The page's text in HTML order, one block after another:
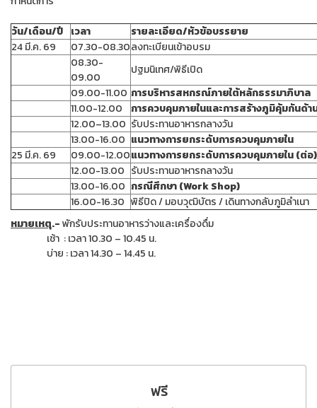
วัน/เดือน/ปี เวลา
รายละเอียด/หัวข้อบรรยาย
24 มี.ค. 69
07.30-08.30ลงทะเบียนเข้าอบรม
08.30-
09.00
ปฐมนิเทศ/พิธีเปิด
09.00-11.00 การบริหารสหกรณ์ภายใต้หลักธรรมาภิบาล
11.00-12.00
การควบคุมภายในและการสร้างภูมิคุ้มกันด้า
12.00–13.00 รับประทานอาหารกลางวัน
13.00-16.00 แนวทางการยกระดับการควบคุมภายใน
25 มี.ค. 69
09.00-12.00แนวทางการยกระดับการควบคุมภายใน (ต่อ)
12.00-13.00 รับประทานอาหารกลางวัน
13.00-16.00 กรณีศึกษา (Work Shop)
16.00-16.30 พิธีปิด / มอบวุฒิบัตร / เดินทางกลับภูมิลำเนา
หมายเหตุ.-พักรับประทานอาหารว่างและเครื่องดื่ม
เช้า : เวลา 10.30 – 10.45 น.
บ่าย : เวลา 14.30 – 14.45 น.
ฟรี